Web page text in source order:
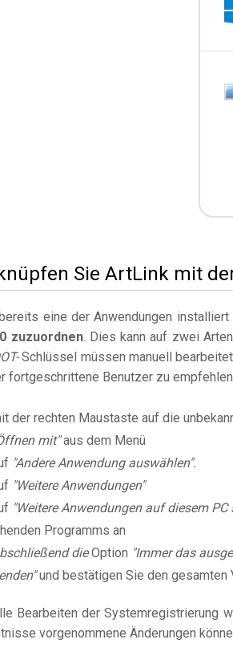
Sie ArtLink mit
eine der Anwendungen
zuzuordnen. Dies kann auf zwei
Schlüssel müssen manuell
fortgeschrittene Benutzer zu
der rechten Maustaste auf die
mit"aus dem Menü
"Andere Anwendung auswählen".
"Weitere Anwendungen"
"Weitere Anwendungen auf diesem PC
Programms an
dieOption "Immer das
und bestätigen Sie den gesamten
Bearbeiten der Systemregistrierung
vorgenommene Änderungen